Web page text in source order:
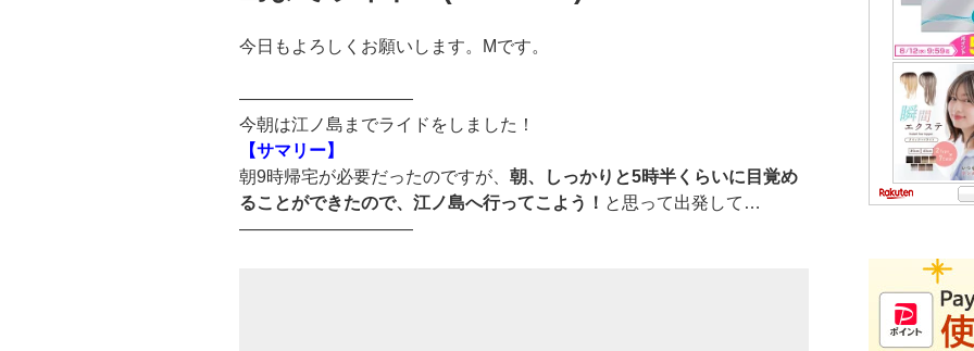
今日もよろしくお願いします。Mです。
——————————
今朝は江ノ島までライドをしました！
【サマリー】
朝9時帰宅が必要だったのですが、 朝、しっかりと5時半くらいに目覚め
ることができたので、江ノ島へ行ってこよう！ と思って出発して…
——————————